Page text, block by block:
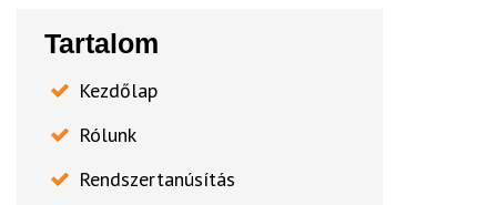
Tartalom
Kezdőlap
Rólunk
Rendszertanúsítás